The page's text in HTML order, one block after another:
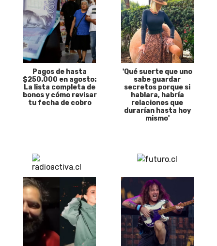
Pagos de hasta
$250.000 en agosto:
La lista completa de
bonos y cómo revisar
tu fecha de cobro
'Qué suerte que uno
sabe guardar
secretos porque si
hablara, habría
relaciones que
durarían hasta hoy
mismo'